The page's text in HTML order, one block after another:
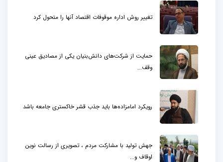
تغییر روش اداره موقوفات اقتصاد آنها را متحول کرد
حمایت از شرکت‌های دانش‌بنیان یکی از مصادیق عینی
وقف...
رویکرد امامزاده‌ها باید جذب قشر خاکستری جامعه باشد
جهش تولید با مشارکت مردم ، تصویری از رسالت نوین
اوقاف و...